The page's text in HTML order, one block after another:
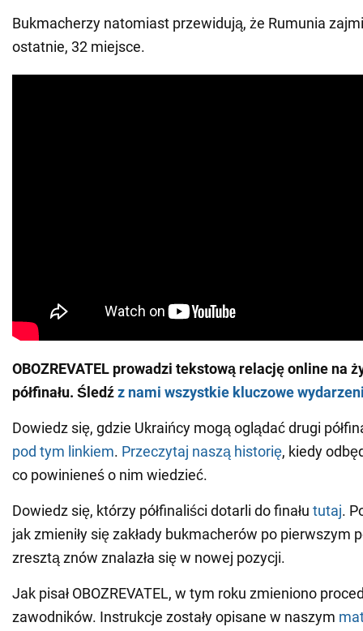
Bukmacherzy natomiast przewidują, że Rumunia
ostatnie, 32 miejsce.
OBOZREVATEL prowadzi tekstową relację online na
półfinału. Śledźz nami wszystkie kluczowe
Dowiedz się, gdzie Ukraińcy mogą oglądać drugi
pod tym linkiem. Przeczytaj naszą historię, kiedy
co powinieneś o nim wiedzieć.
Dowiedz się, którzy półfinaliści dotarli do finału tutaj.
jak zmieniły się zakłady bukmacherów po pierwszym
zresztą znów znalazła się w nowej pozycji.
Jak pisał OBOZREVATEL, w tym roku zmieniono
zawodników. Instrukcje zostały opisane w naszym